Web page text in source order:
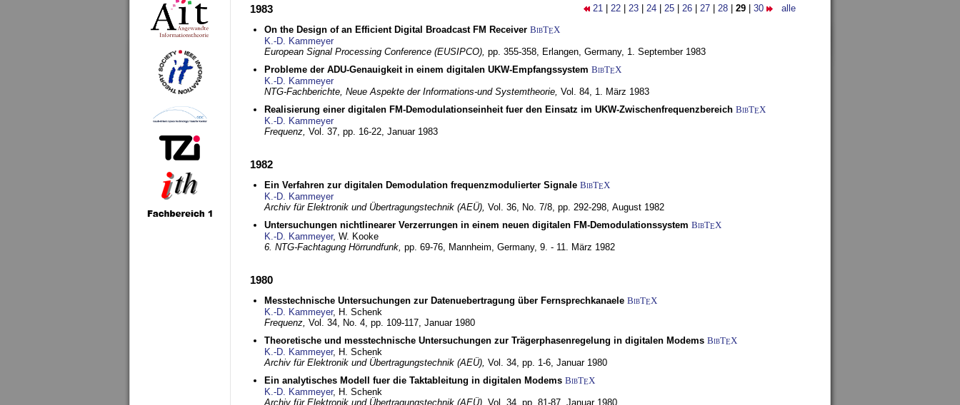
21 22 23 24 25 26 27 28 29 30 alle
1983
On the Design of an Efficient Digital Broadcast FM Receiver BibTEX
K.-D. Kammeyer
European Signal Processing Conference (EUSIPCO), pp. 355-358, Erlangen, Germany, 1. September 1983
Probleme der ADU-Genauigkeit in einem digitalen UKW-Empfangssystem BibTEX
K.-D. Kammeyer
NTG-Fachberichte, Neue Aspekte der Informations-und Systemtheorie, Vol. 84, 1. März 1983
Realisierung einer digitalen FM-Demodulationseinheit fuer den Einsatz im UKW-Zwischenfrequenzbereich BibTEX
K.-D. Kammeyer
Frequenz, Vol. 37, pp. 16-22, Januar 1983
1982
Ein Verfahren zur digitalen Demodulation frequenzmodulierter Signale BibTEX
K.-D. Kammeyer
Archiv für Elektronik und Übertragungstechnik (AEÜ), Vol. 36, No. 7/8, pp. 292-298, August 1982
Untersuchungen nichtlinearer Verzerrungen in einem neuen digitalen FM-Demodulationssystem BibTEX
K.-D. Kammeyer, W. Kooke
6. NTG-Fachtagung Hörrundfunk, pp. 69-76, Mannheim, Germany, 9. - 11. März 1982
1980
Messtechnische Untersuchungen zur Datenuebertragung über Fernsprechkanaele BibTEX
K.-D. Kammeyer, H. Schenk
Frequenz, Vol. 34, No. 4, pp. 109-117, Januar 1980
Theoretische und messtechnische Untersuchungen zur Trägerphasenregelung in digitalen Modems BibTEX
K.-D. Kammeyer, H. Schenk
Archiv für Elektronik und Übertragungstechnik (AEÜ), Vol. 34, pp. 1-6, Januar 1980
Ein analytisches Modell fuer die Taktableitung in digitalen Modems BibTEX
K.-D. Kammeyer, H. Schenk
Archiv für Elektronik und Übertragungstechnik (AEÜ), Vol. 34, pp. 81-87, Januar 1980